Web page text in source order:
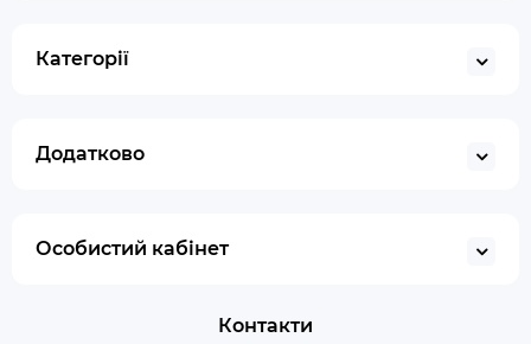
Категорії
Додатково
Особистий кабінет
Контакти